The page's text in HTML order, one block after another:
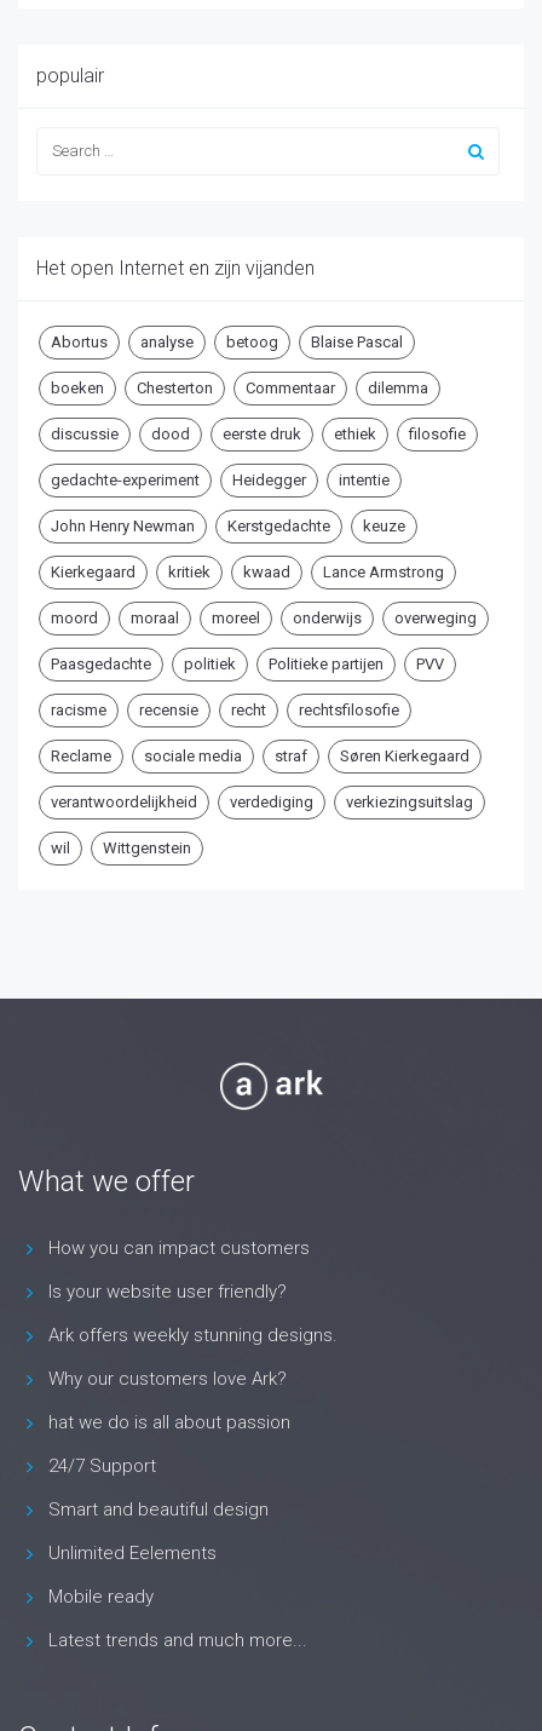
populair
Het open Internet en zijn vijanden
Abortus analyse betoog Blaise Pascal
boeken Chesterton Commentaar dilemma
discussie dood eerste druk ethiek filosofie
gedachte-experiment Heidegger intentie
John Henry Newman Kerstgedachte keuze
Kierkegaard kritiek kwaad Lance Armstrong
moord moraal moreel onderwijs overweging
Paasgedachte politiek Politieke partijen PVV
racisme recensie recht rechtsfilosofie
Reclame sociale media straf Søren Kierkegaard
verantwoordelijkheid verdediging verkiezingsuitslag
wil Wittgenstein
What we offer
How you can impact customers
Is your website user friendly?
Ark offers weekly stunning designs.
Why our customers love Ark?
hat we do is all about passion
24/7 Support
Smart and beautiful design
Unlimited Eelements
Mobile ready
Latest trends and much more...